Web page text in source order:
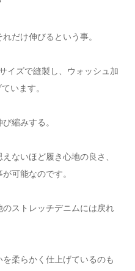
だけ伸びるという事。
イズで縫製し、ウォッシュ加
います。
縮みする。
ないほど履き心地の良さ、
可能なのです。
ストレッチデニムには戻れ
柔らかく仕上げているのも